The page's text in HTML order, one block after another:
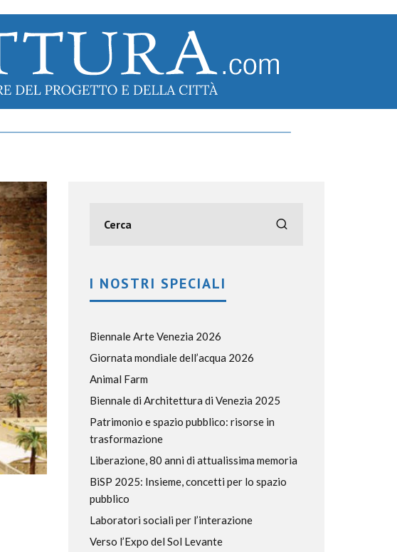
I NOSTRI SPECIALI
Biennale Arte Venezia 2026
Giornata mondiale dell’acqua 2026
Animal Farm
Biennale di Architettura di Venezia 2025
Patrimonio e spazio pubblico: risorse in
trasformazione
Liberazione, 80 anni di attualissima memoria
BiSP 2025: Insieme, concetti per lo spazio
pubblico
Laboratori sociali per l’interazione
Verso l’Expo del Sol Levante